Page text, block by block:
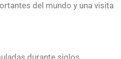
del mundo y una visita